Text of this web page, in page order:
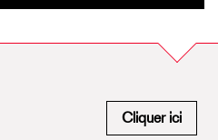
Cliquer ici